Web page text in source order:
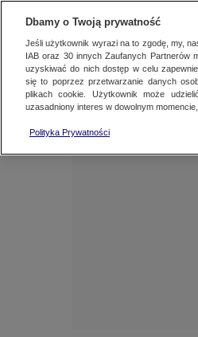
Dbamy o Twoją prywatność
Jeśli użytkownik wyrazi na to zgodę, my,
IAB oraz 30innych Zaufanych Partnerów
uzyskiwać do nich dostęp w celu
się to poprzez przetwarzanie danych
plikach cookie. Użytkownik może
uzasadniony interes w dowolnym
Polityka Prywatności